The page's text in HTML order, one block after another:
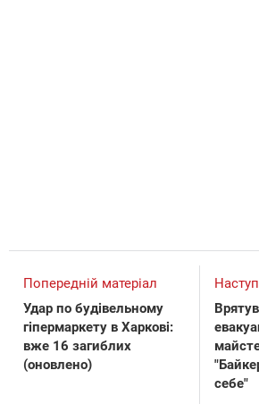
Попередній матеріал
Удар по будівельному
гіпермаркету в Харкові:
вже 16 загиблих
(оновлено)
себе"